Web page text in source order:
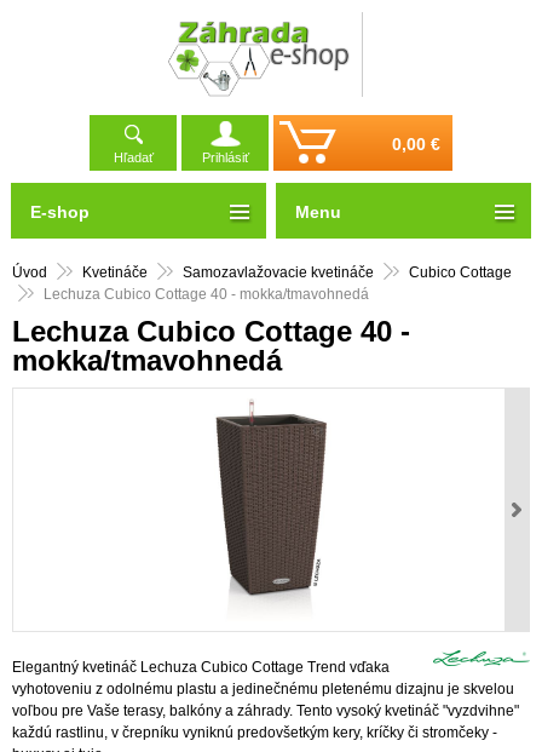
Hľadať Prihlásiť
0,00 €
Úvod Kvetináče Samozavlažovacie kvetináče
Cubico Cottage
Lechuza Cubico Cottage 40 - mokka/tmavohnedá
Lechuza Cubico Cottage 40 -
mokka/tmavohnedá
Elegantný kvetináč Lechuza Cubico Cottage Trend vďaka
vyhotoveniu z odolnému plastu a jedinečnému pletenému dizajnu je skvelou
voľbou pre Vaše terasy, balkóny a záhrady. Tento vysoký kvetináč "vyzdvihne"
každú rastlinu, v črepníku vyniknú predovšetkým kery, kríčky či stromčeky -
E-shop Menu